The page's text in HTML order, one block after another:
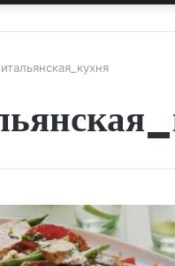
итальянская_кухня